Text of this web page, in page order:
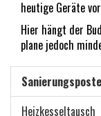
heutige Geräte
Hier hängt der
plane jedoch
Heizkesseltausch